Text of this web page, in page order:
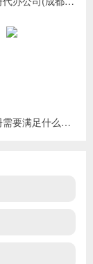
成都工商注册需要满足什么条件(工商注册需要多久时间)